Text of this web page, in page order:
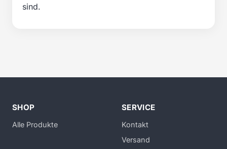
sind.
SHOP
Alle Produkte
SERVICE
Kontakt
Versand